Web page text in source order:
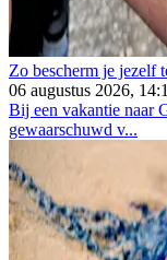
Zo bescherm je jezelf
06 augustus 2026,
Bij een vakantie naar
gewaarschuwd v...